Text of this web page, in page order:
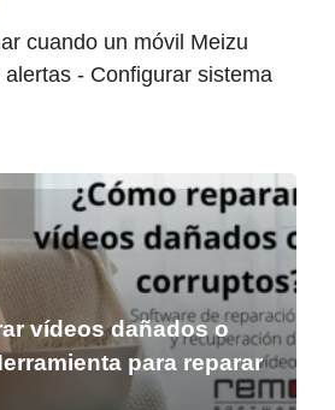
cuando un móvil Meizu
- Configurar sistema
vídeos dañados o
para reparar